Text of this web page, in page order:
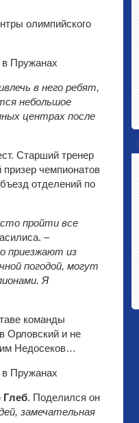
олимпийского
в него ребят,
небольшое
центрах после
Старший тренер
чемпионатов
отделений по
пройти все
–
приезжают из
погодой, могут
Я
команды
Орловский и не
Недосеков…
Глеб. Поделился он
замечательная